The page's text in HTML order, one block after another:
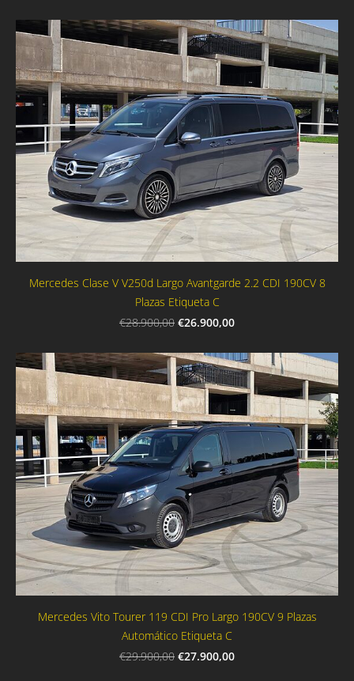
Mercedes Clase V V250d Largo Avantgarde 2.2 CDI 190CV 8
Plazas Etiqueta C
€28.900,00 €26.900,00
Mercedes Vito Tourer 119 CDI Pro Largo 190CV 9 Plazas
Automático Etiqueta C
€29.900,00 €27.900,00